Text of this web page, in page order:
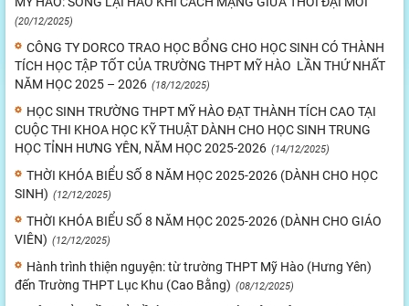
(20/12/2025)
CÔNG TY DORCO TRAO HỌC BỔNG CHO HỌC SINH CÓ THÀNH
TÍCH HỌC TẬP TỐT CỦA TRƯỜNG THPT MỸ HÀO LẦN THỨ NHẤT
NĂM HỌC 2025 – 2026 (18/12/2025)
HỌC SINH TRƯỜNG THPT MỸ HÀO ĐẠT THÀNH TÍCH CAO TẠI
CUỘC THI KHOA HỌC KỸ THUẬT DÀNH CHO HỌC SINH TRUNG
HỌC TỈNH HƯNG YÊN, NĂM HỌC 2025-2026 (14/12/2025)
THỜI KHÓA BIỂU SỐ 8 NĂM HỌC 2025-2026 (DÀNH CHO HỌC
SINH) (12/12/2025)
THỜI KHÓA BIỂU SỐ 8 NĂM HỌC 2025-2026 (DÀNH CHO GIÁO
VIÊN) (12/12/2025)
Hành trình thiện nguyện: từ trường THPT Mỹ Hào (Hưng Yên)
đến Trường THPT Lục Khu (Cao Bằng) (08/12/2025)